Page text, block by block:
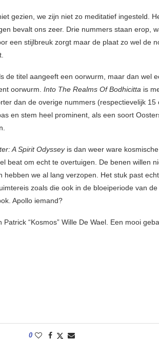
gezien, we zijn niet zo meditatief ingesteld.
bevalt ons zeer. Drie nummers staan erop,
een stijlbreuk zorgt maar de plaat zo wel de
de titel aangeeft een oorwurm, maar dan wel
oorwurm. Into The Realms Of Bodhicitta is
dan de overige nummers (respectievelijk 15
en stem heel prominent, als een soort
A Spirit Odysseyis dan weer ware
beat om echt te overtuigen. De benen willen
hebben we al lang verzopen. Het stuk past
zoals die ook in de bloeiperiode van
Apollo iemand?
“Kosmos” Wille De Wael. Een mooi
0